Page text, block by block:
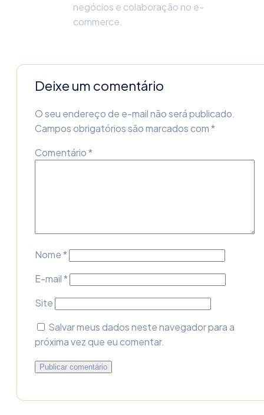
negócios e colaboração no e-
commerce.
Deixe um comentário
O seu endereço de e-mail não será publicado.
Campos obrigatórios são marcados com*
Comentário*
Nome*
E-mail*
Site
Salvar meus dados neste navegador para a
próxima vez que eu comentar.